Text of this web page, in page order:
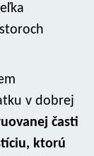
v dobrej
časti
ktorú